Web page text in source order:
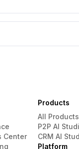
Center
Products
All Products
P2P AI
CRM AI
Platform